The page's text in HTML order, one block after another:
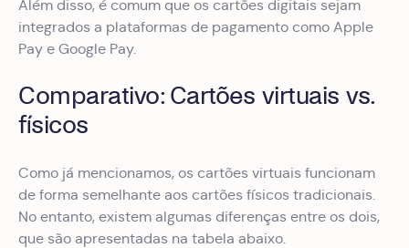
Além disso, é comum que os cartões digitais sejam
integrados a plataformas de pagamento como Apple
Pay e Google Pay.
Comparativo: Cartões virtuais vs.
físicos
Como já mencionamos, os cartões virtuais funcionam
de forma semelhante aos cartões físicos tradicionais.
No entanto, existem algumas diferenças entre os dois,
que são apresentadas na tabela abaixo.